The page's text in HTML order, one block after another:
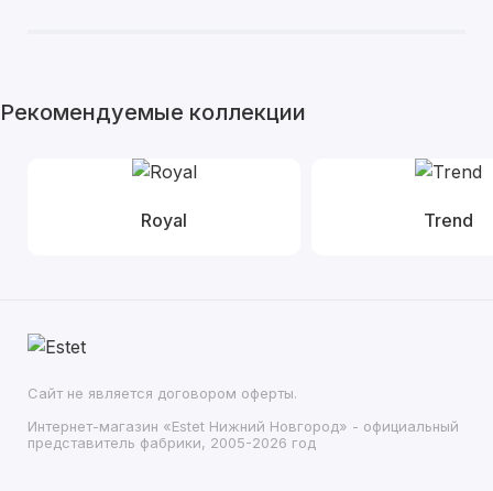
Рекомендуемые коллекции
Royal Trend
Сайт не является договором оферты.
Интернет-магазин «Estet Нижний Новгород» - официальный
представитель фабрики, 2005-2026 год